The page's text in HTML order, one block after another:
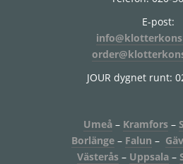
E-post:
JOUR dygnet runt:
Umeå – Kramfors –
Borlänge – Falun –
Västerås– Uppsala–